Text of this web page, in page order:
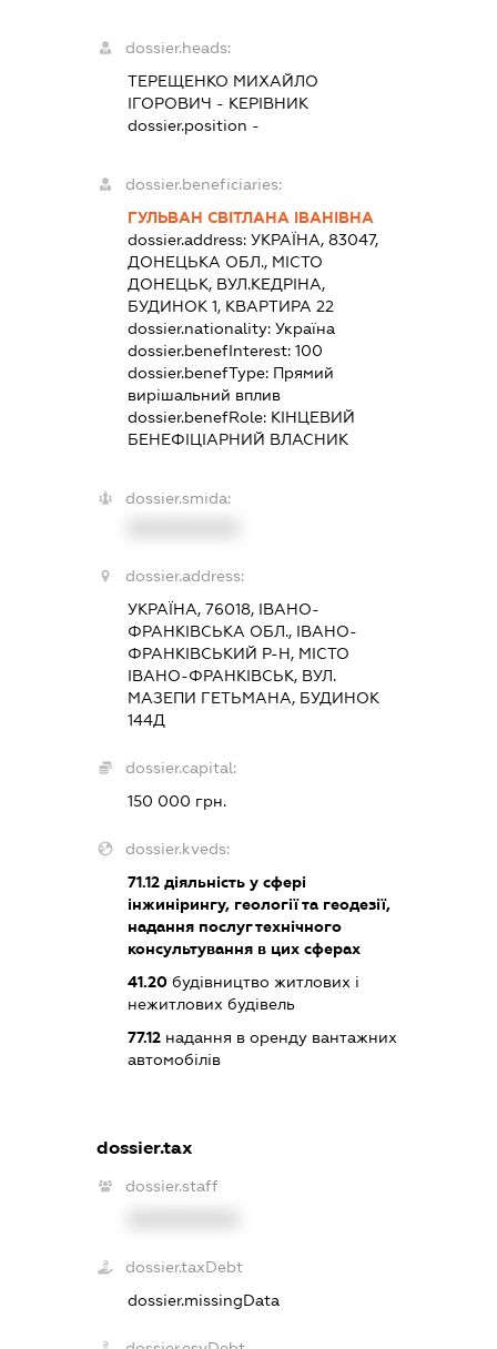
dossier.heads:
ТЕРЕЩЕНКО МИХАЙЛО
ІГОРОВИЧ - КЕРІВНИК
dossier.position -
dossier.beneficiaries:
ГУЛЬВАН СВІТЛАНА ІВАНІВНА
dossier.address: УКРАЇНА, 83047,
ДОНЕЦЬКА ОБЛ., МІСТО
ДОНЕЦЬК, ВУЛ.КЕДРІНА,
БУДИНОК 1, КВАРТИРА 22
dossier.nationality: Україна
dossier.benefInterest: 100
dossier.benefType: Прямий
вирішальний вплив
dossier.benefRole: КІНЦЕВИЙ
БЕНЕФІЦІАРНИЙ ВЛАСНИК
dossier.smida:
dossier.address:
УКРАЇНА, 76018, ІВАНО-
ФРАНКІВСЬКА ОБЛ., ІВАНО-
ФРАНКІВСЬКИЙ Р-Н, МІСТО
ІВАНО-ФРАНКІВСЬК, ВУЛ.
МАЗЕПИ ГЕТЬМАНА, БУДИНОК
144Д
dossier.capital:
150 000 грн.
dossier.kveds:
71.12діяльність у сфері
інжинірингу, геології та геодезії,
надання послуг технічного
консультування в цих сферах
41.20будівництво житлових і
нежитлових будівель
77.12надання в оренду вантажних
автомобілів
dossier.tax
dossier.staff
dossier.taxDebt
dossier.missingData